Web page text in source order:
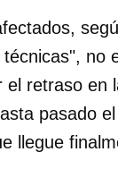
no
retraso en
pasado
llegue